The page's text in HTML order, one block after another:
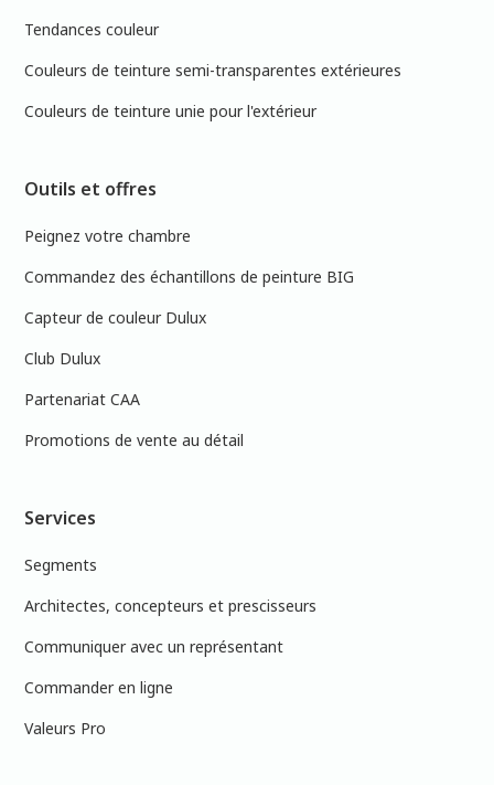
Tendances couleur
Couleurs de teinture semi-transparentes extérieures
Couleurs de teinture unie pour l'extérieur
Outils et offres
Peignez votre chambre
Commandez des échantillons de peinture BIG
Capteur de couleur Dulux
Club Dulux
Partenariat CAA
Promotions de vente au détail
Services
Segments
Architectes, concepteurs et prescisseurs
Communiquer avec un représentant
Commander en ligne
Valeurs Pro